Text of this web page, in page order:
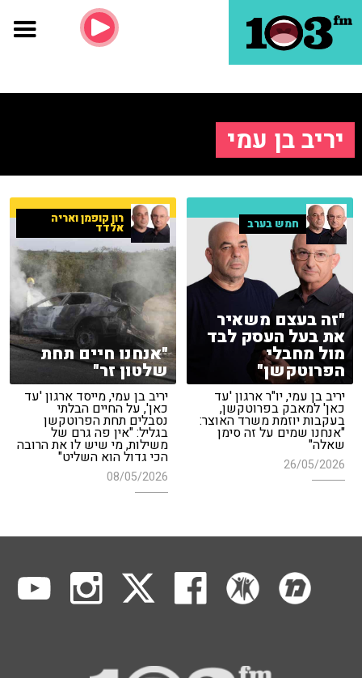
יריב בן עמי
חמש בערב
"זה בעצם משאיר
את בעל העסק לבד
מול מחבלי
הפרוטקשן"
יריב בן עמי, יו"ר ארגון 'עד
כאן' למאבק בפרוטקשן,
בעקבות יוזמת משרד האוצר:
"אנחנו שמים על זה סימן
שאלה"
26/05/2026
רון קופמן ואריה
אלדד
"אנחנו חיים תחת
שלטון זר"
יריב בן עמי, מייסד ארגון 'עד
כאן', על החיים הבלתי
נסבלים תחת הפרוטקשן
בגליל: "אין פה גרם של
משילות, מי שיש לו את הרובה
הכי גדול הוא השליט"
08/05/2026